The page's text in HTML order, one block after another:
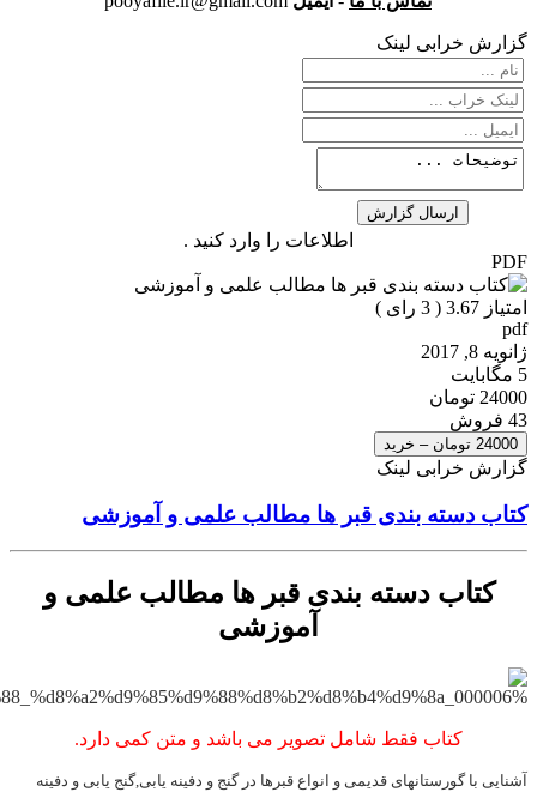
گزارش خرابی لینک
اطلاعات را وارد کنید .
PDF
امتیاز 3.67 ( 3 رای )
pdf
ژانویه 8, 2017
5 مگابایت
24000 تومان
43 فروش
24000 تومان – خرید
گزارش خرابی لینک
کتاب دسته بندی قبر ها مطالب علمی و آموزشی
کتاب دسته بندی قبر ها مطالب علمی و
آموزشی
کتاب فقط شامل تصویر می باشد و متن کمی دارد.
آشنایی با گورستانهای قدیمی و انواع قبرها در گنج و دفینه یابی,گنج یابی و دفینه